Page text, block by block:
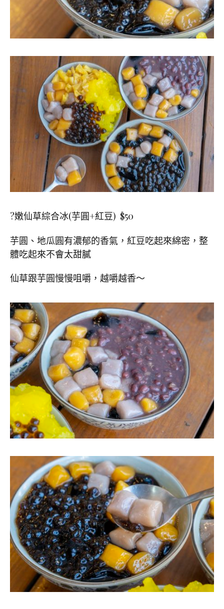
?嫩仙草綜合冰(芋圓+紅豆) $50
芋圓、地瓜圓有濃郁的香氣，紅豆吃起來綿密，整
體吃起來不會太甜膩
仙草跟芋圓慢慢咀嚼，越嚼越香～